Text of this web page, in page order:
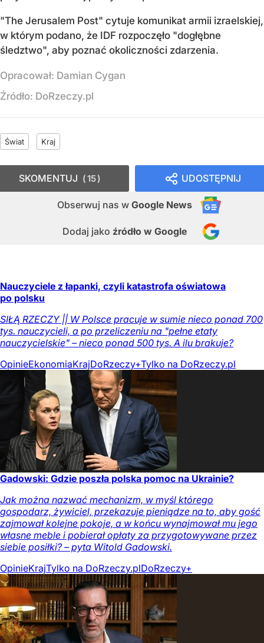
"The Jerusalem Post" cytuje komunikat armii izraelskiej,
w którym podano, że IDF rozpoczęło "dogłębne
śledztwo", aby poznać okoliczności zdarzenia.
Opracował: Damian Cygan
Źródło: DoRzeczy.pl
Świat Kraj
UDOSTĘPNIJ
Obserwuj nas w Google News
Dodaj jako źródło w Google
SKOMENTUJ 15
Nauczyciele z łapanki, czyli katastrofa oświatowa
po polsku
SIŁĄ RZECZY || W Polsce pracuje w sumie nieco ponad 700
tys. nauczycieli, a po przeliczeniu na "pełne etaty
nauczycielskie" – nieco ponad 500 tys. A ilu brakuje?
OpinieEkonomiaKrajDoRzeczy+Tylko na DoRzeczy.pl
Gadowski: Gdzie poszła polska pomoc na Ukrainie?
Jak można nazwać mechanizm, w myśl którego
gospodarz, żywiciel, przekazuje pieniądze na to, aby gość
zajmował kolejne pokoje, a w końcu wynajmował mu jego
własne meble i pobierał opłaty za przygotowywane przez
siebie posiłki? – pyta Witold Gadowski.
OpinieKrajTylko na DoRzeczy.plDoRzeczy+